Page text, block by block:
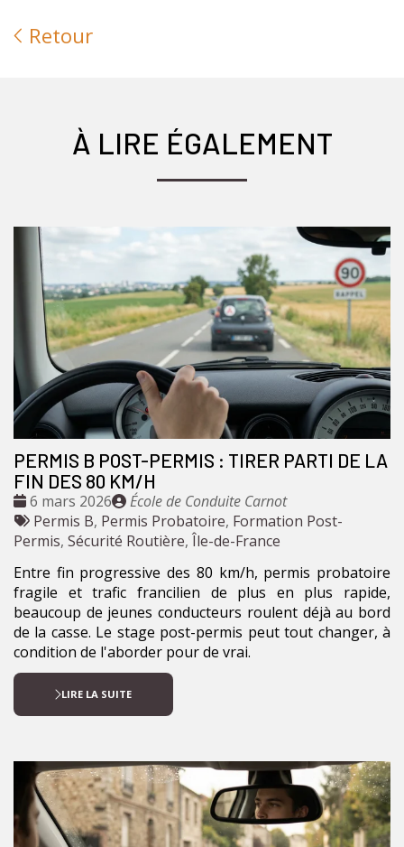
Retour
À LIRE ÉGALEMENT
PERMIS B POST-PERMIS : TIRER PARTI DE LA
FIN DES 80 KM/H
Date
:
6 mars 2026
Publié
par
École de Conduite Carnot
Tags
:
Permis B, Permis Probatoire, Formation Post-
Permis, Sécurité Routière, Île-de-France
Entre fin progressive des 80 km/h, permis probatoire
fragile et trafic francilien de plus en plus rapide,
beaucoup de jeunes conducteurs roulent déjà au bord
de la casse. Le stage post-permis peut tout changer, à
condition de l'aborder pour de vrai.
LIRE LA SUITE